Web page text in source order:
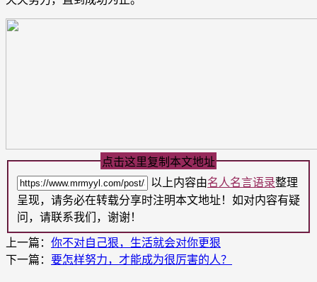
点击这里复制本文地址
以上内容由名人名言语录整理
呈现，请务必在转载分享时注明本文地址！如对内容有疑
问，请联系我们，谢谢！
上一篇： 你不对自己狠，生活就会对你更狠
下一篇： 要怎样努力，才能成为很厉害的人？